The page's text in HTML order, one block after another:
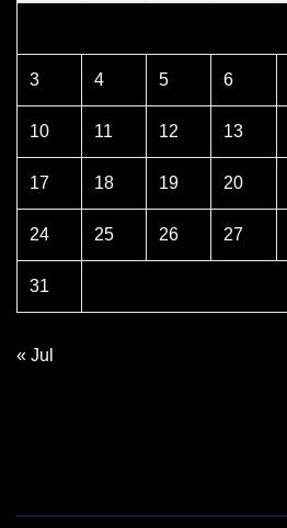
3 4 5 6
10 11 12 13
17 18 19 20
24 25 26 27
31
« Jul